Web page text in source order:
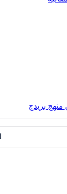
منهج بريدج